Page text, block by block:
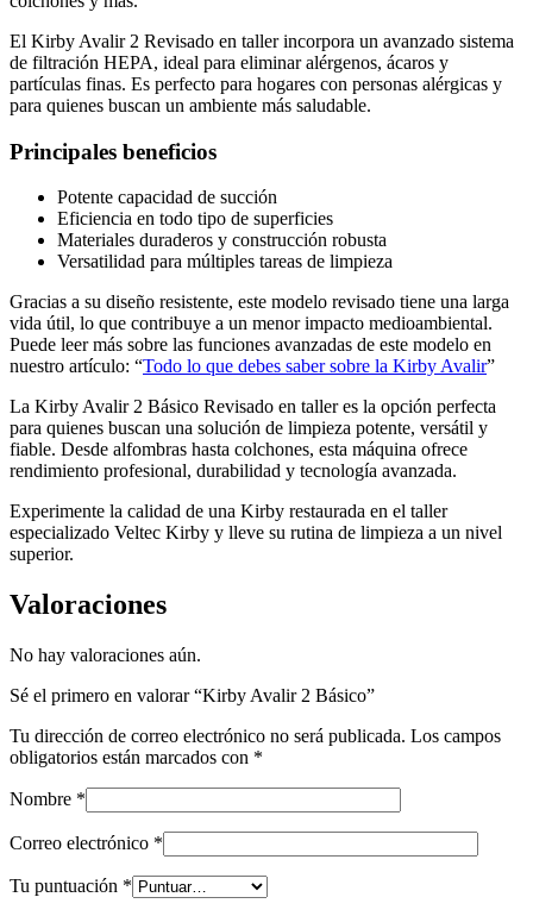
El Kirby Avalir 2 Revisado en taller incorpora un avanzado sistema
de filtración HEPA, ideal para eliminar alérgenos, ácaros y
partículas finas. Es perfecto para hogares con personas alérgicas y
para quienes buscan un ambiente más saludable.
Principales beneficios
Potente capacidad de succión
Eficiencia en todo tipo de superficies
Materiales duraderos y construcción robusta
Versatilidad para múltiples tareas de limpieza
Gracias a su diseño resistente, este modelo revisado tiene una larga
vida útil, lo que contribuye a un menor impacto medioambiental.
Puede leer más sobre las funciones avanzadas de este modelo en
nuestro artículo: “Todo lo que debes saber sobre la Kirby Avalir”
La Kirby Avalir 2 Básico Revisado en taller es la opción perfecta
para quienes buscan una solución de limpieza potente, versátil y
fiable. Desde alfombras hasta colchones, esta máquina ofrece
rendimiento profesional, durabilidad y tecnología avanzada.
Experimente la calidad de una Kirby restaurada en el taller
especializado Veltec Kirby y lleve su rutina de limpieza a un nivel
superior.
Valoraciones
No hay valoraciones aún.
Sé el primero en valorar “Kirby Avalir 2 Básico”
Tu dirección de correo electrónico no será publicada. Los campos
obligatorios están marcados con *
Nombre *
Correo electrónico *
Tu puntuación *